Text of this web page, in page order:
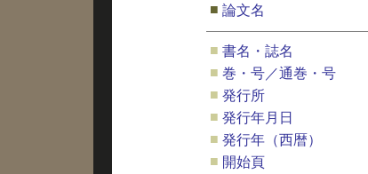
■ 論文名
■ 書名・誌名
■ 巻・号／通巻・号
■ 発行所
■ 発行年月日
■ 発行年（西暦）
■ 開始頁